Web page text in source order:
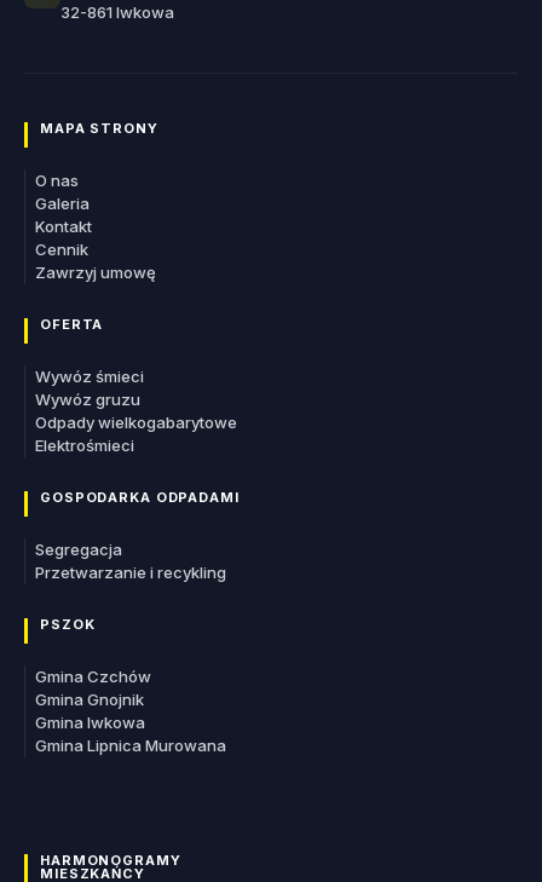
32-861 Iwkowa
MAPA STRONY
O nas
Galeria
Kontakt
Cennik
Zawrzyj umowę
OFERTA
Wywóz śmieci
Wywóz gruzu
Odpady wielkogabarytowe
Elektrośmieci
GOSPODARKA ODPADAMI
Segregacja
Przetwarzanie i recykling
PSZOK
Gmina Czchów
Gmina Gnojnik
Gmina Iwkowa
Gmina Lipnica Murowana
HARMONOGRAMY
MIESZKAŃCY